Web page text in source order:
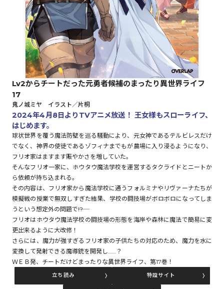
ロサージュノベルス
コミックガルド
リキューレ
コミックパルフェ
コミックエッセイ
閉じる
Lv2からチートだった元勇者候補のまったり異世界ライフ
17
鬼ノ城ミヤ イラスト／片桐
2024年4月8日よりTVアニメ放送！ 王女様もスローライフ、
はじめます。
球状世界を覆う魔法防壁を巡る騒動により、元女神であるテルビレスだけ
でなく、神界の使徒であるゾフィナまでもが農場に入り浸るようになり、
フリオ家はますます賑やかさを増していた。
そんなフリオ一家に、ホウタウ魔法学校を運営するタクライドとニートか
ら依頼が持ち込まれる。
その内容は、フリオ家から魔法学校に通うフォルミナやリヴァーナたちが
模擬戦の授業で無双しすぎた結果、学校の闘技場がボロボロになってしま
うという想定外の問題で――!?
フリオはホウタウ魔法学校の闘技場の形態を海岸や森林に魔法で簡易に変
更出来るように大改修！
さらには、魔力が強すぎるフリオ家の子供たちの対応のため、魔力を水に
変換して発射できる魔導銃を開発し……？
ＷＥＢ発、チートだけどまったりな異世界ライフ、第17巻！
立ち読み 特設サイト